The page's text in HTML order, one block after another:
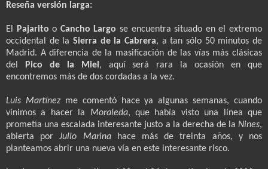
Reseña versión larga:
El Pajaritoo Cancho Largo se encuentra situado en el extremo
occidental de la Sierra de la Cabrera, a tan sólo 50 minutos de
Madrid. A diferencia de la masificación de las vías más clásicas
del
Pico de la Miel , aquí será rara la ocasión en que
encontremos más de dos cordadas a la vez.
Luis Martínez me comentó hace ya algunas semanas, cuando
vinimos a hacer la Moraleda, que había visto una línea que
prometía una escalada interesante justo a la derecha de la Nines,
abierta porJulio Marinahace más de treinta años, y nos
planteamos abrir una nueva vía en este interesante risco.